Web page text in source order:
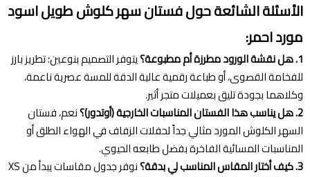
الأسئلة الشائعة حول فستان سهر كلوش طويل اسود
مورد احمر:
1. هل نقشة الورود مطرزة أم مطبوعة؟
يتوفر التصميم بنوعين؛ تطريز بارز
للفخامة القصوى، أو طباعة رقمية عالية الدقة للمسة عصرية ناعمة،
وكلاهما بجودة تليق بعميلات متجر أثير.
2. هل يناسب هذا الفستان المناسبات الخارجية (أوتدور)؟
نعم، فستان
السهر الكلوش المورد مثالي جداً لحفلات الزفاف في الهواء الطلق أو
المناسبات المسائية الفاخرة بفضل طابعه الحيوي.
3. كيف أختار المقاس المناسب لي بدقة؟
نوفر جدول مقاسات يبدأ من XS